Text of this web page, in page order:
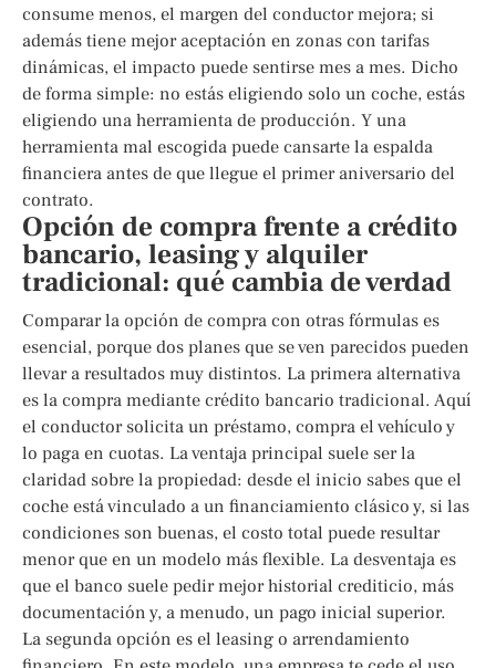
consume menos, el margen del conductor mejora; si
además tiene mejor aceptación en zonas con tarifas
dinámicas, el impacto puede sentirse mes a mes. Dicho
de forma simple: no estás eligiendo solo un coche, estás
eligiendo una herramienta de producción. Y una
herramienta mal escogida puede cansarte la espalda
financiera antes de que llegue el primer aniversario del
contrato.
Opción de compra frente a crédito
bancario, leasing y alquiler
tradicional: qué cambia de verdad
Comparar la opción de compra con otras fórmulas es
esencial, porque dos planes que se ven parecidos pueden
llevar a resultados muy distintos. La primera alternativa
es la compra mediante crédito bancario tradicional. Aquí
el conductor solicita un préstamo, compra el vehículo y
lo paga en cuotas. La ventaja principal suele ser la
claridad sobre la propiedad: desde el inicio sabes que el
coche está vinculado a un financiamiento clásico y, si las
condiciones son buenas, el costo total puede resultar
menor que en un modelo más flexible. La desventaja es
que el banco suele pedir mejor historial crediticio, más
documentación y, a menudo, un pago inicial superior.
La segunda opción es el leasing o arrendamiento